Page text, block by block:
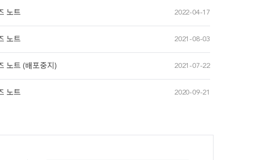
노트 2022-04-17
노트 2021-08-03
노트 (배포중지) 2021-07-22
노트 2020-09-21